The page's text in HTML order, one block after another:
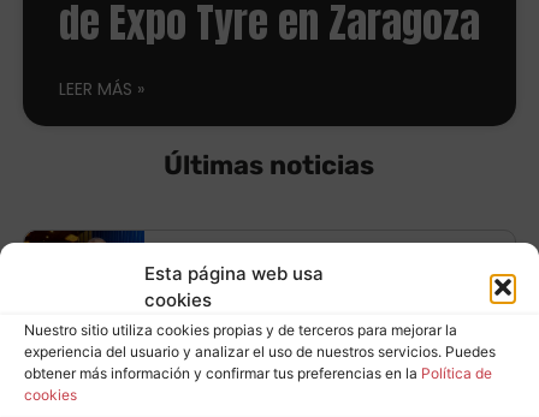
Esta página web usa
cookies
Nuestro sitio utiliza cookies propias y de terceros para mejorar la
experiencia del usuario y analizar el uso de nuestros servicios. Puedes
obtener más información y confirmar tus preferencias en la Política de
cookies
de Expo Tyre en Zaragoza
LEER MÁS
Últimas noticias
Equípate con
neumáticos
Continental y ahorra
Leer más